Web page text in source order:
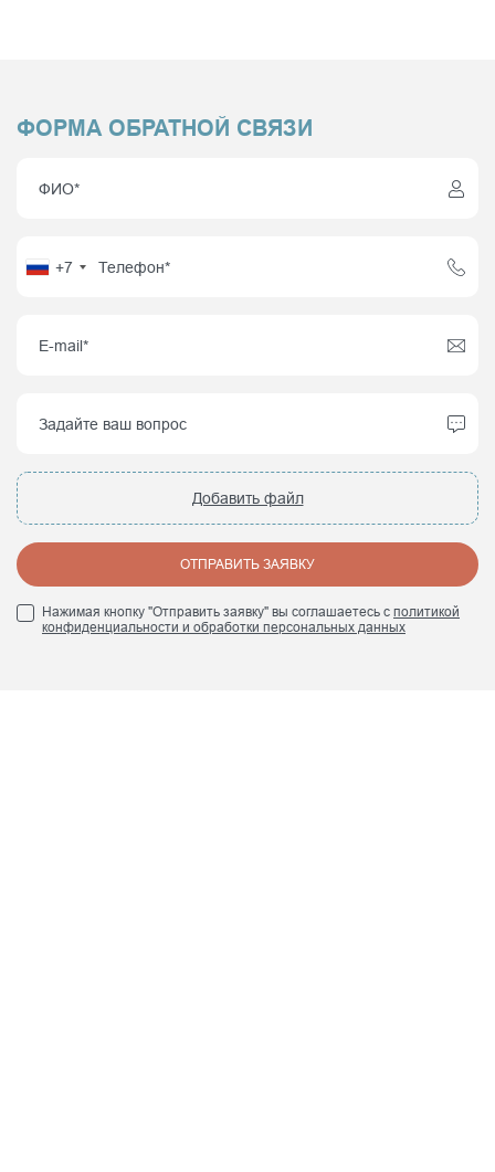
ФОРМА ОБРАТНОЙ СВЯЗИ
+7
Добавить файл
ОТПРАВИТЬ ЗАЯВКУ
Нажимая кнопку "Отправить заявку" вы соглашаетесь с политикой
конфиденциальности и обработки персональных данных